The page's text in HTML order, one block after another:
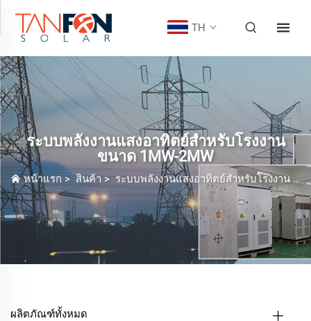
TH
ระบบพลังงานแสงอาทิตย์สำหรับโรงงาน
ขนาด 1MW-2MW
หน้าแรก >สินค้า > ระบบพลังงานแสงอาทิตย์สำหรับโรงงาน
ผลิตภัณฑ์ทั้งหมด